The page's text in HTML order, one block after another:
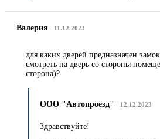
Валерия 11.12.2023
для каких дверей предназначен
смотреть на дверь со стороны
сторона)?
ООО "Автопроезд" 12.12.2023
Здравствуйте!